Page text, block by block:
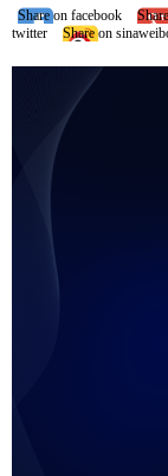
Share on facebook
twitter
Share on